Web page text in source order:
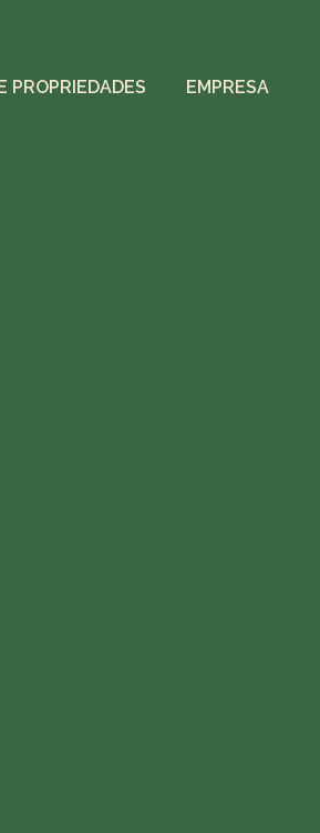
PROPRIEDADES EMPRESA